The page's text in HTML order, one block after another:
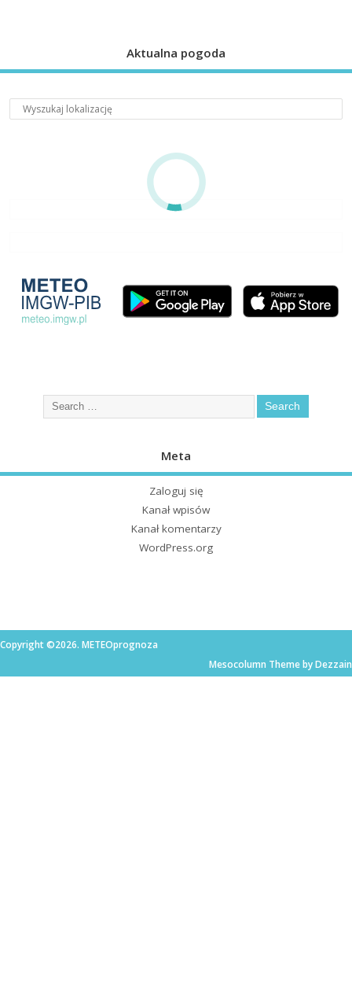
Aktualna pogoda
Meta
Zaloguj się
Kanał wpisów
Kanał komentarzy
WordPress.org
Copyright ©2026. METEOprognoza
Mesocolumn Theme by Dezzain